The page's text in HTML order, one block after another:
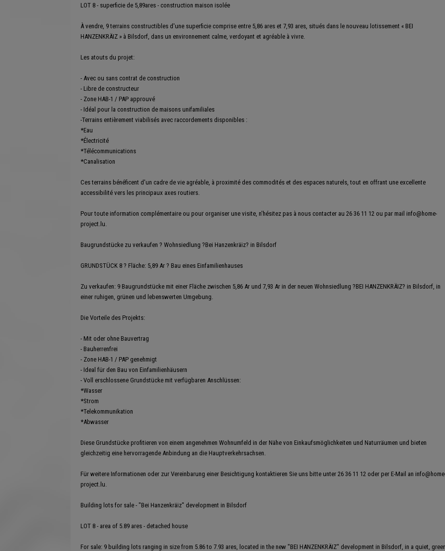
LOT 8 - superficie de 5,89ares - construction maison isolée
À vendre, 9 terrains constructibles d'une superficie comprise entre 5,86 ares et 7,93 ares, situés dans le nouveau lotissement « BEI
HANZENKRÄIZ » à Bilsdorf, dans un environnement calme, verdoyant et agréable à vivre.
Les atouts du projet:
- Avec ou sans contrat de construction
- Libre de constructeur
- Zone HAB-1 / PAP approuvé
- Idéal pour la construction de maisons unifamiliales
-Terrains entièrement viabilisés avec raccordements disponibles :
*Eau
*Électricité
*Télécommunications
*Canalisation
Ces terrains bénéficent d'un cadre de vie agréable, à proximité des commodités et des espaces naturels, tout en offrant une excellente
accessibilité vers les principaux axes routiers.
Pour toute information complémentaire ou pour organiser une visite, n'hésitez pas à nous contacter au 26 36 11 12 ou par mail info@home-
project.lu.
Baugrundstücke zu verkaufen ? Wohnsiedlung ?Bei Hanzenkräiz? in Bilsdorf
GRUNDSTÜCK 8 ? Fläche: 5,89 Ar ? Bau eines Einfamilienhauses
Zu verkaufen: 9 Baugrundstücke mit einer Fläche zwischen 5,86 Ar und 7,93 Ar in der neuen Wohnsiedlung ?BEI HANZENKRÄIZ? in Bilsdorf, in
einer ruhigen, grünen und lebenswerten Umgebung.
Die Vorteile des Projekts:
- Mit oder ohne Bauvertrag
- Bauherrenfrei
- Zone HAB-1 / PAP genehmigt
- Ideal für den Bau von Einfamilienhäusern
- Voll erschlossene Grundstücke mit verfügbaren Anschlüssen:
*Wasser
*Strom
*Telekommunikation
*Abwasser
Diese Grundstücke profitieren von einem angenehmen Wohnumfeld in der Nähe von Einkaufsmöglichkeiten und Naturräumen und bieten
gleichzeitig eine hervorragende Anbindung an die Hauptverkehrsachsen.
Für weitere Informationen oder zur Vereinbarung einer Besichtigung kontaktieren Sie uns bitte unter 26 36 11 12 oder per E-Mail an
project.lu.
Building lots for sale - "Bei Hanzenkräiz" development in Bilsdorf
LOT 8 - area of 5.89 ares - detached house
For sale: 9 building lots ranging in size from 5.86 to 7.93 ares, located in the new "BEI HANZENKRÄIZ" development in Bilsdorf, in a quiet,